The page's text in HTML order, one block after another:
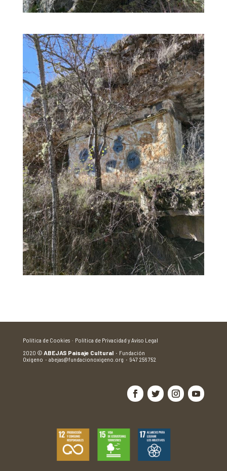
Política de Cookies · Política de Privacidad y Aviso Legal
2020 © ABEJAS Paisaje Cultural · Fundación
Oxígeno · abejas@fundacionoxigeno.org · 947 256 752